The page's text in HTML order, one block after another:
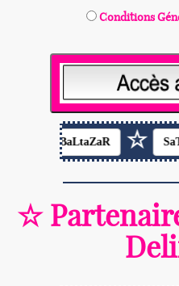
Conditions
☆ SaTuRn3
☆